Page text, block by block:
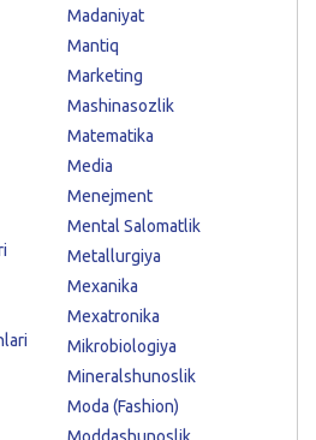
Madaniyat
Mantiq
Marketing
Mashinasozlik
Matematika
Media
Menejment
Mental Salomatlik
Metallurgiya
Mexanika
Mexatronika
Mikrobiologiya
Mineralshunoslik
Moda (Fashion)